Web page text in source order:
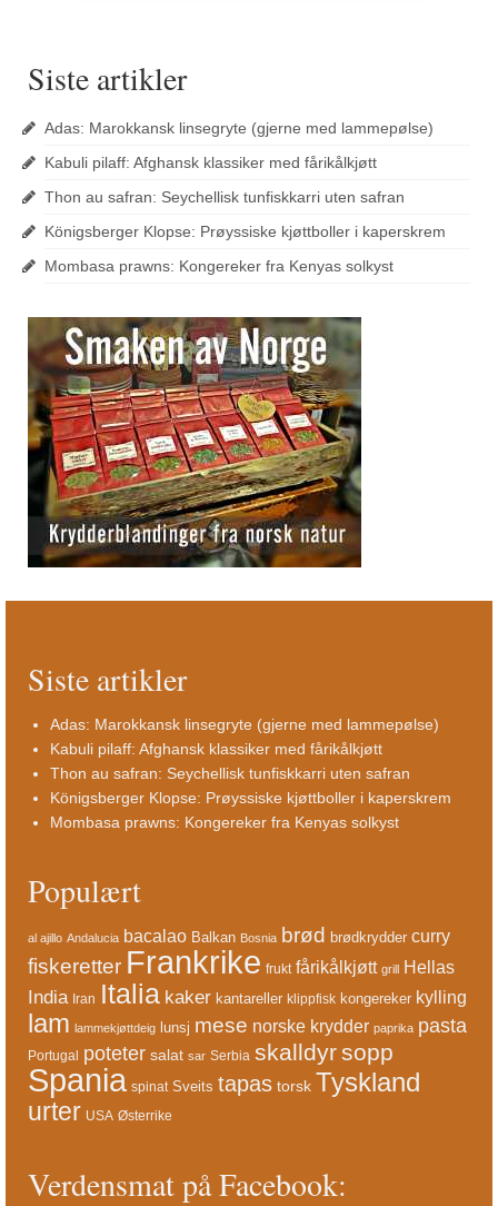
Siste artikler
Adas: Marokkansk linsegryte (gjerne med lammepølse)
Kabuli pilaff: Afghansk klassiker med fårikålkjøtt
Thon au safran: Seychellisk tunfiskkarri uten safran
Königsberger Klopse: Prøyssiske kjøttboller i kaperskrem
Mombasa prawns: Kongereker fra Kenyas solkyst
Siste artikler
Adas: Marokkansk linsegryte (gjerne med lammepølse)
Kabuli pilaff: Afghansk klassiker med fårikålkjøtt
Thon au safran: Seychellisk tunfiskkarri uten safran
Königsberger Klopse: Prøyssiske kjøttboller i kaperskrem
Mombasa prawns: Kongereker fra Kenyas solkyst
Populært
al ajillo Andalucia bacalao Balkan Bosnia brød brødkrydder curry
fiskeretter Frankrike frukt fårikålkjøtt grill Hellas
India Iran Italia kaker kantareller klippfisk kongereker kylling
lam lammekjøttdeig lunsj mese norske krydder paprika pasta
Portugal poteter salat sar Serbia skalldyrsopp
Spania spinat Sveits tapas torsk Tyskland
urter USA Østerrike
Verdensmat på Facebook: